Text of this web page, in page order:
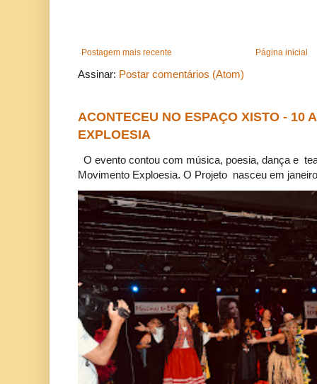
Postagem mais recente Página inicial
Assinar: Postar comentários (Atom)
ACONTECEU NO ESPAÇO XISTO - 10
EXPLOESIA
O evento contou com música, poesia, dança e
Movimento Exploesia. O Projeto nasceu em